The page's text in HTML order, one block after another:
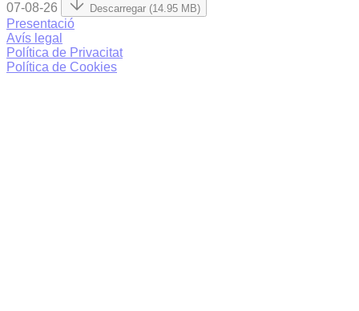
07-08-26 Descarregar (14.95 MB)
Presentació
Avís legal
Política de Privacitat
Política de Cookies